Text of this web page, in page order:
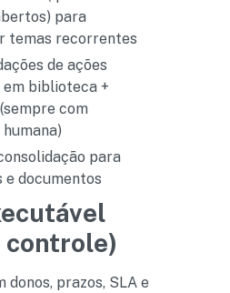
para
temas recorrentes
de ações
em biblioteca +
com
para
documentos
controle)
donos, prazos, SLA e